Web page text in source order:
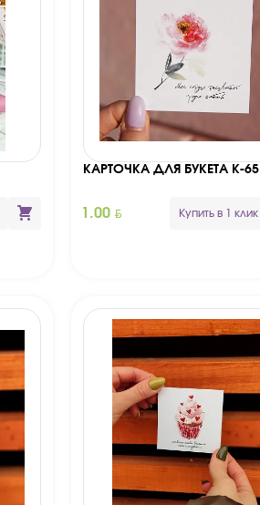
КАРТОЧКА ДЛЯ БУКЕТА К-65
1.00 BYN Купить в 1 клик